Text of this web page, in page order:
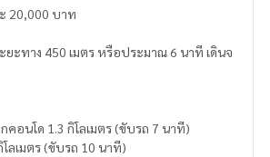
20,000 บาท
ยะทาง 450 เมตร หรือประมาณ 6 นาที เดินจ
คอนโด 1.3 กิโลเมตร (ขับรถ 7 นาที)
ลเมตร (ขับรถ 10 นาที)